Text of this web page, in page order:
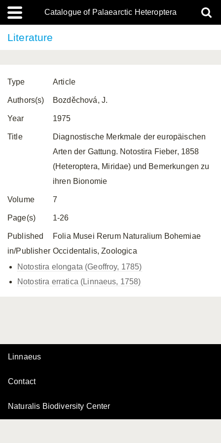
Catalogue of Palaearctic Heteroptera
Literature
Type Article
Authors(s) Bozděchová, J.
Year 1975
Title
Diagnostische Merkmale der europäischen
Arten der Gattung. Notostira Fieber, 1858
(Heteroptera, Miridae) und Bemerkungen zu
ihren Bionomie
Volume 7
Page(s) 1-26
Published
in/Publisher
Folia Musei Rerum Naturalium Bohemiae
Occidentalis, Zoologica
Notostira elongata (Geoffroy, 1785)
Notostira erratica (Linnaeus, 1758)
Linnaeus
Contact
Naturalis Biodiversity Center